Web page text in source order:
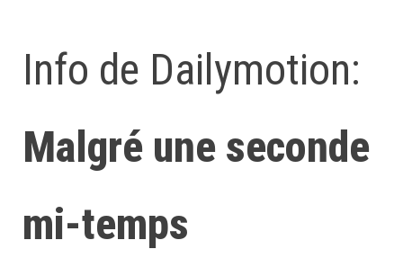
Info de Dailymotion:
Malgré une seconde
mi-temps